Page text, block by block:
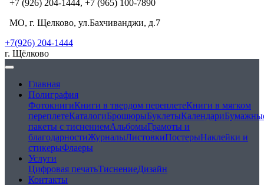
+7 (926) 204-1444, +7 (965) 100-7890
МО, г. Щелково, ул.Бахчиванджи, д.7
+7(926) 204-1444
г. Щёлково
Главная
Полиграфия
ФотокнигиКниги в твердом переплетеКниги в мягком
переплетеКаталогиБрошюрыБуклетыКалендари
пакеты с тиснениемАльбомыГрамоты и
благодарностиЖурналыЛистовкиПостерыНаклейки и
стикерыФлаеры
Услуги
Цифровая печатьТиснениеДизайн
Контакты